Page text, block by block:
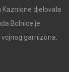
Kaznione djelovala
Bolnice je
garnizona.